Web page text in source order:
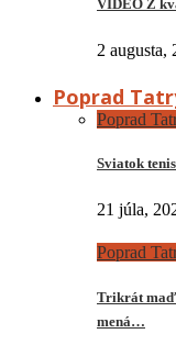
VIDEO Z
2 augusta,
Poprad
Poprad
Sviatok
21 júla,
Poprad
Trikrát
mená…